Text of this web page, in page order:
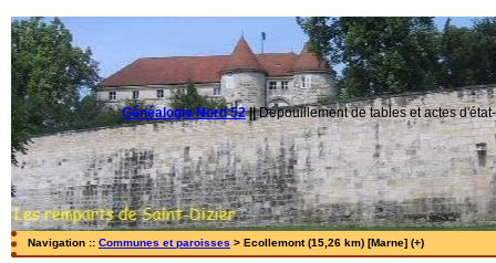
Généalogie Nord 52||Dépouillement de tables et actes
Navigation :: Communes et paroisses > Ecollemont (15,26 km) [Marne] (+)